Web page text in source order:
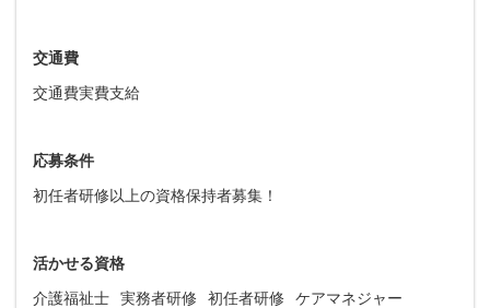
交通費
交通費実費支給
応募条件
初任者研修以上の資格保持者募集！
活かせる資格
介護福祉士
実務者研修 初任者研修 ケアマネジャー